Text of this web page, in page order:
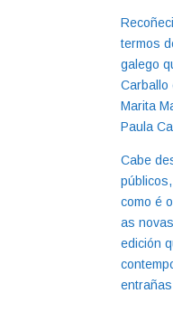
termos
galego
Carballo
Marita
Paula
Cabe
como é
as
edición